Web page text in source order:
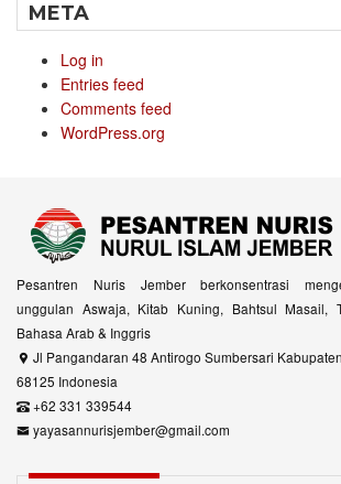
META
Log in
Entries feed
Comments feed
WordPress.org
Pesantren Nuris Jember berkonsentrasi
unggulan Aswaja, Kitab Kuning, Bahtsul Masail,
Bahasa Arab & Inggris
Jl Pangandaran 48 Antirogo Sumbersari
68125 Indonesia
+62 331 339544
yayasannurisjember@gmail.com